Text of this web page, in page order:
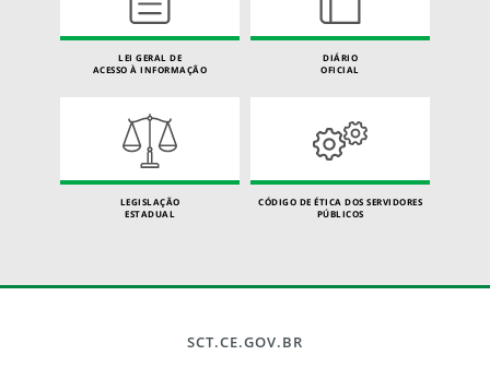
LEI GERAL DE
ACESSO À INFORMAÇÃO
DIÁRIO
OFICIAL
LEGISLAÇÃO
ESTADUAL
CÓDIGO DE ÉTICA DOS SERVIDORES
PÚBLICOS
SCT.CE.GOV.BR